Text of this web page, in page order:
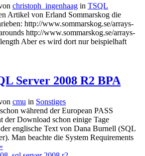
christoph_ingenhaag in TSQL
Artikel von Erland Sommarskog die
http://www.sommarskog.se/arrays-
http://www.sommarskog.se/arrays-
Aber es wird dort nur beispielhaft
Server 2008 R2 BPA
cmu in Sonstiges
während der European PASS
der Download schon einige Tage
englische Text von Dana Burnell (SQL
Man beachte die System Requirements